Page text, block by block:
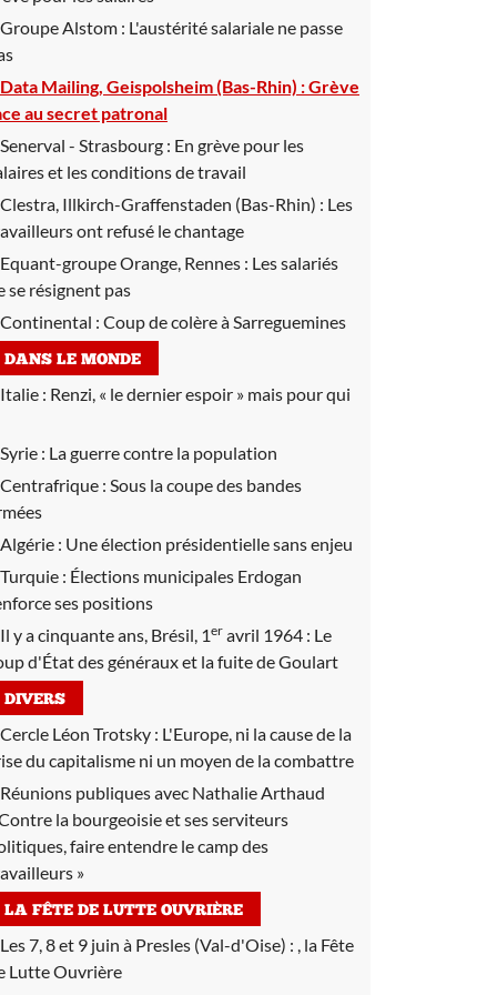
Groupe Alstom : L'austérité salariale ne passe
Data Mailing, Geispolsheim (Bas-Rhin) :Grève
au secret patronal
Senerval - Strasbourg : En grève pour les
et les conditions de travail
Clestra, Illkirch-Graffenstaden (Bas-Rhin) : Les
ont refusé le chantage
Equant-groupe Orange, Rennes : Les salariés
se résignent pas
Continental : Coup de colère à Sarreguemines
DANS LE MONDE
Italie : Renzi, « le dernier espoir » mais pour qui
Syrie : La guerre contre la population
Centrafrique : Sous la coupe des bandes
Algérie : Une élection présidentielle sans enjeu
Turquie : Élections municipales Erdogan
ses positions
Il y a cinquante ans, Brésil, 1er avril 1964 : Le
d'État des généraux et la fuite de Goulart
DIVERS
Cercle Léon Trotsky : L'Europe, ni la cause de la
du capitalisme ni un moyen de la combattre
Réunions publiques avec Nathalie Arthaud
la bourgeoisie et ses serviteurs
faire entendre le camp des
»
LA FÊTE DE LUTTE OUVRIÈRE
Les 7, 8 et 9 juin à Presles (Val-d'Oise) : , la Fête
Lutte Ouvrière